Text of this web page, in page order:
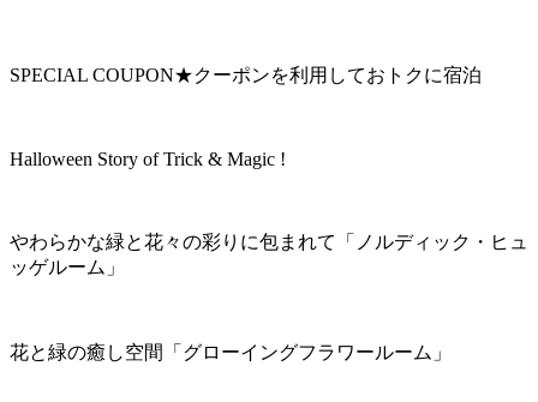
SPECIAL COUPON★クーポンを利用しておトクに宿泊
Halloween Story of Trick & Magic !
やわらかな緑と花々の彩りに包まれて「ノルディック・ヒュ
ッゲルーム」
花と緑の癒し空間「グローイングフラワールーム」